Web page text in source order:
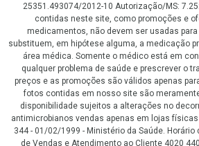
25351.493074/2012-10 Autorização/MS:
contidas neste site, como promoções e
medicamentos, não devem ser usadas
substituem, em hipótese alguma, a medicação
área médica. Somente o médico está em
qualquer problema de saúde e prescrever o
preços e as promoções são válidos apenas
fotos contidas em nosso site são
disponibilidade sujeitos a alterações no
antimicrobianos vendas apenas em lojas
344 - 01/02/1999 - Ministério da Saúde. Horário
de Vendas e Atendimento ao Cliente 4020